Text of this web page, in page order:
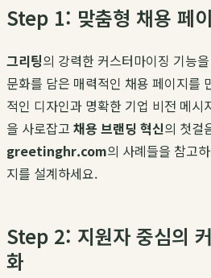
Step 1: 맞춤형 채용 페
그리팅의 강력한 커스터마이징 기능
문화를 담은 매력적인 채용 페이지를
적인 디자인과 명확한 기업 비전 메시
을 사로잡고 채용 브랜딩 혁신의 첫걸
greetinghr.com의 사례들을 참고
지를 설계하세요.
Step 2: 지원자 중심의
화